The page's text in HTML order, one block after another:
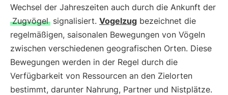
Wechsel der Jahreszeiten auch durch die Ankunft der
Zugvögel signalisiert. Vogelzug bezeichnet die
regelmäßigen, saisonalen Bewegungen von Vögeln
zwischen verschiedenen geografischen Orten. Diese
Bewegungen werden in der Regel durch die
Verfügbarkeit von Ressourcen an den Zielorten
bestimmt, darunter Nahrung, Partner und Nistplätze.